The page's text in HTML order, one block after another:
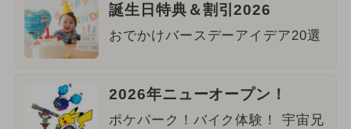
誕生日特典＆割引2026
おでかけバースデーアイデア20選
2026年ニューオープン！
ポケパーク！バイク体験！ 宇宙兄